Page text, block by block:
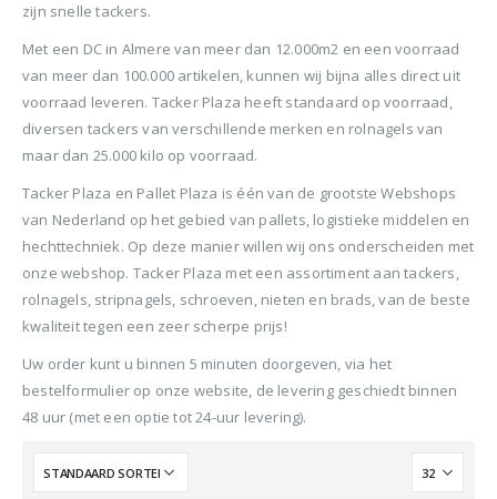
zijn snelle tackers.
Met een DC in Almere van meer dan 12.000m2 en een voorraad
van meer dan 100.000 artikelen, kunnen wij bijna alles direct uit
voorraad leveren. Tacker Plaza heeft standaard op voorraad,
diversen tackers van verschillende merken en rolnagels van
maar dan 25.000 kilo op voorraad.
Tacker Plaza en Pallet Plaza is één van de grootste Webshops
van Nederland op het gebied van pallets, logistieke middelen en
hechttechniek. Op deze manier willen wij ons onderscheiden met
onze webshop. Tacker Plaza met een assortiment aan tackers,
rolnagels, stripnagels, schroeven, nieten en brads, van de beste
kwaliteit tegen een zeer scherpe prijs!
Uw order kunt u binnen 5 minuten doorgeven, via het
bestelformulier op onze website, de levering geschiedt binnen
48 uur (met een optie tot 24-uur levering).
Stinger Caps 22mm Nieten met Caps voor de CS150B 2000 stuks
out of 5
€88,35
(€106,90incl.
BTW)
0 out of 5
€79,95
(€96,74incl.
BTW)
Senco PAL57F Coilnailer 25-57mm
€680,00
Oorspronkelijke
€680,00.
€565,00 Huidige
€565,00.
Senco Coilpro90 Coilnailer 45-90mm
out of 5
€1.150,00
Oorspronkelijke
prijs
was:
€1.150,00.
€990,00 Huidige
€990,00.
(€1.197,90
0€
(€